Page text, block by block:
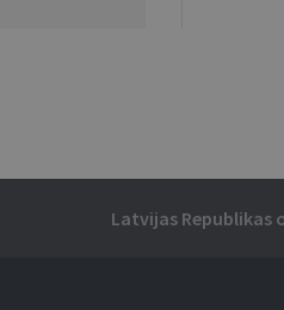
Latvijas Republikas